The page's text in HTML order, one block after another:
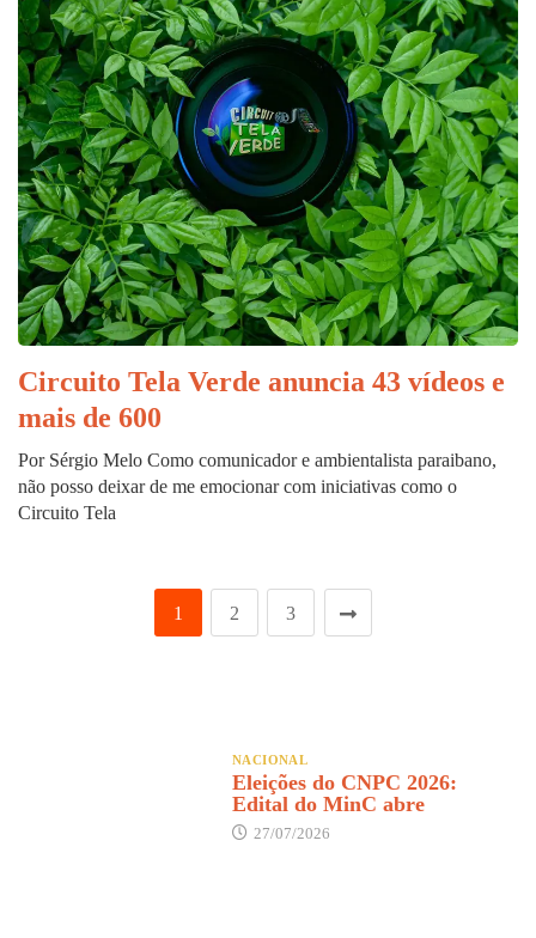
Circuito Tela Verde anuncia 43 vídeos e
mais de 600
Por Sérgio Melo Como comunicador e ambientalista paraibano,
não posso deixar de me emocionar com iniciativas como o
Circuito Tela
1 2 3
NACIONAL
Eleições do CNPC 2026:
Edital do MinC abre
27/07/2026